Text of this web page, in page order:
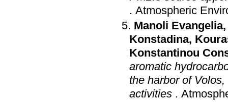
. Atmospheric
Manoli Evangelia
Konstadina,
Konstantinou
aromatic
the harbor of
activities .